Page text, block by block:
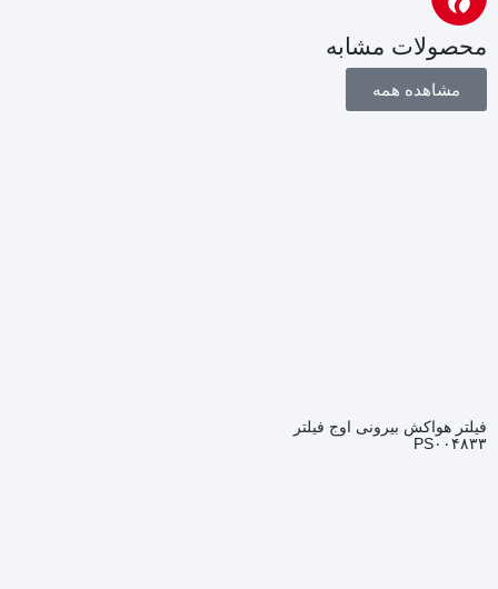
محصولات مشابه
مشاهده همه
فیلتر هواکش بیرونی اوج فیلتر
PS۰۰۴۸۳۳